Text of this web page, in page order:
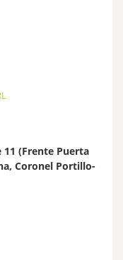
11 (Frente Puerta
Coronel Portillo-